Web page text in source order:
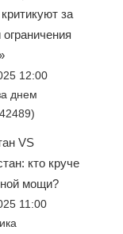
за
12:00
днем
VS
кто круче
мощи?
11:00